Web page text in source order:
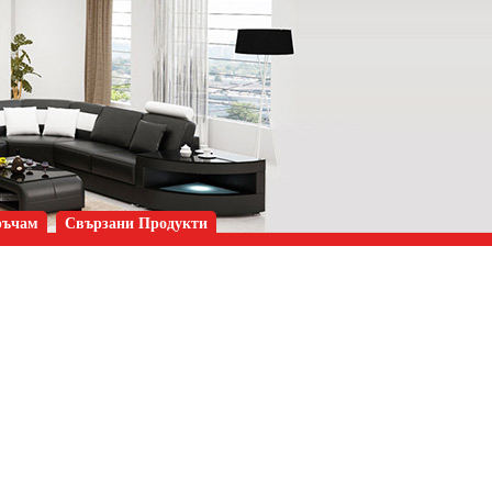
Свързани Продукти